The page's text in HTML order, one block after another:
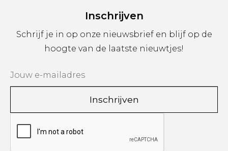
Inschrijven
Schrijf je in op onze nieuwsbrief en blijf op de
hoogte van de laatste nieuwtjes!